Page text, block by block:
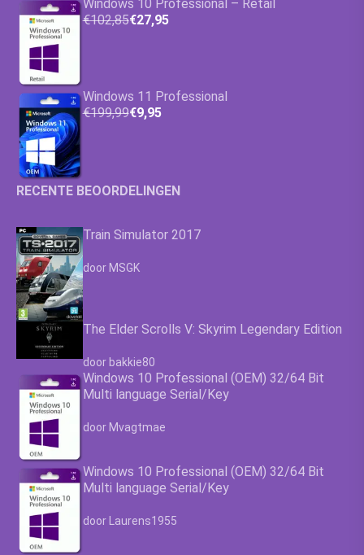
Windows 10 Professional – Retail
€102,85€27,95
Windows 11 Professional
€199,99€9,95
RECENTE BEOORDELINGEN
Train Simulator 2017
Waardering
door MSGK
The Elder Scrolls V: Skyrim Legendary Edition
Waardering4.63
door bakkie80
Windows 10 Professional (OEM) 32/64 Bit
Multi language Serial/Key
Waardering4.63
door Mvagtmae
Windows 10 Professional (OEM) 32/64 Bit
Multi language Serial/Key
Waardering4.63uit 5
door Laurens1955